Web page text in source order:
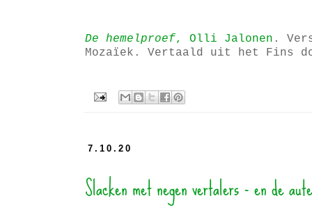
De hemelproef, Olli Jalonen .
Mozaïek. Vertaald uit het Fins
7.10.20
Slacken met negen vertalers - en de